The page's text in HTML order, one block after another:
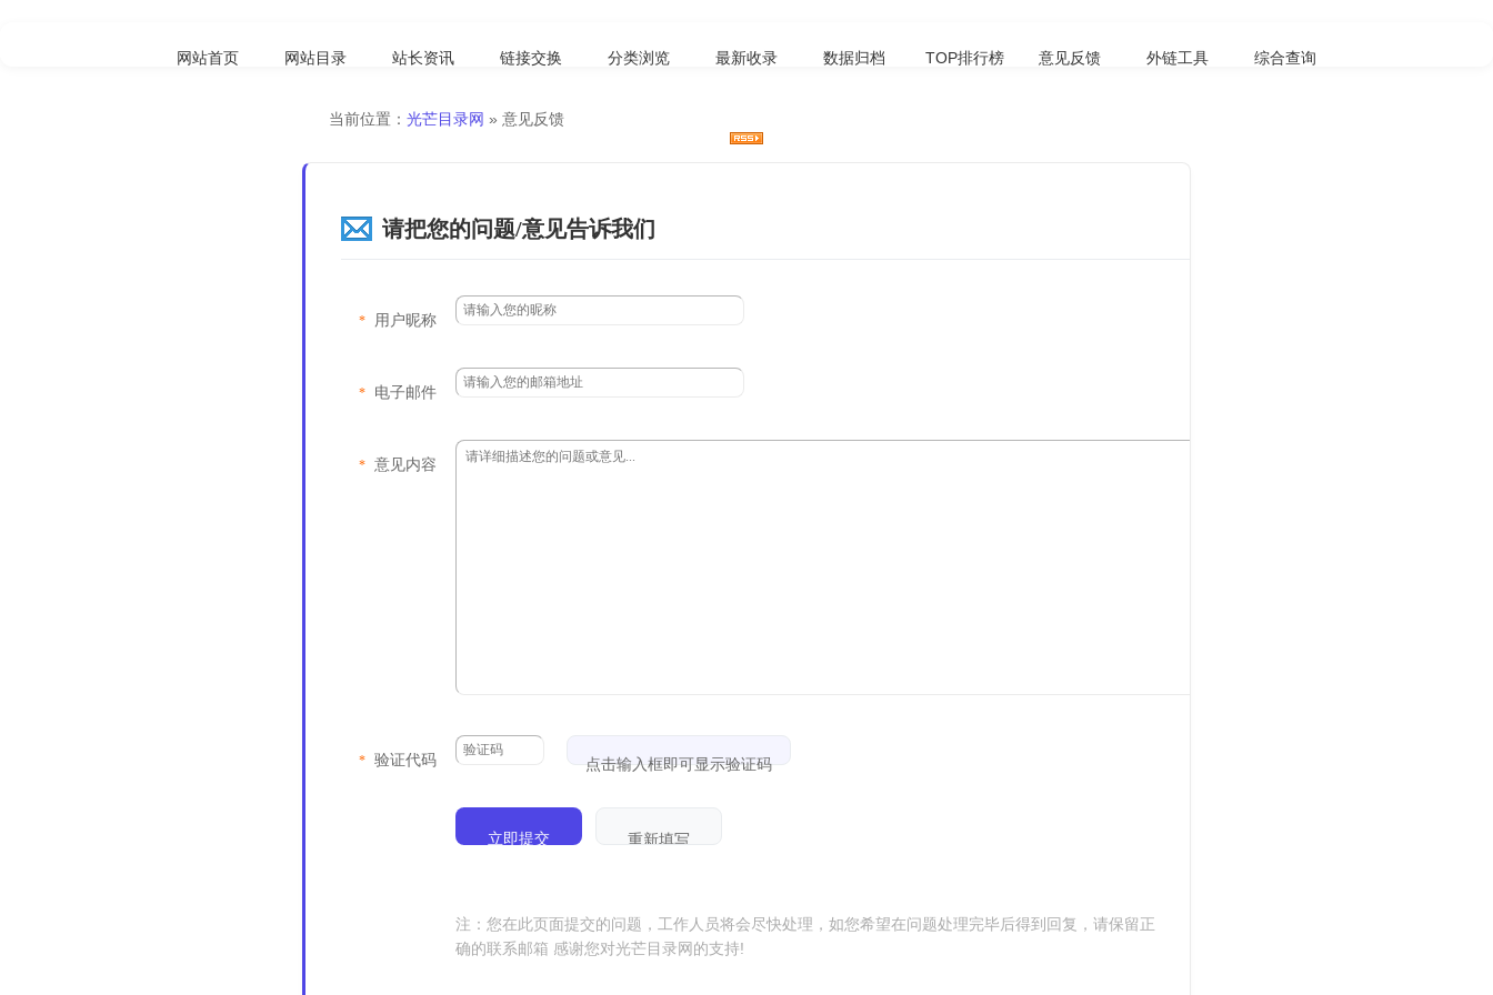
网站首页 网站目录 站长资讯 链接交换 分类浏览 最新收录 数据归档 TOP排行榜 意见反馈 外链工具 综合查询
当前位置： 光芒目录网 » 意见反馈
请把您的问题/意见告诉我们
* 用户昵称
* 电子邮件
* 意见内容
* 验证代码 点击输入框即可显示验证码
注：您在此页面提交的问题，工作人员将会尽快处理，如您希望在问题处理完毕后得到回复，请保留正
确的联系邮箱 感谢您对光芒目录网的支持!